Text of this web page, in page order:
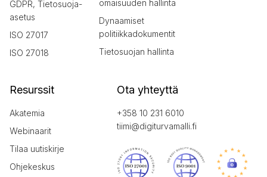
GDPR, Tietosuoja-
asetus
ISO 27017
ISO 27018
omaisuuden hallinta
Dynaamiset
politiikkadokumentit
Tietosuojan hallinta
Resurssit
Akatemia
Webinaarit
Tilaa uutiskirje
Ohjekeskus
Ota yhteyttä
+358 10 231 6010
tiimi@digiturvamalli.fi